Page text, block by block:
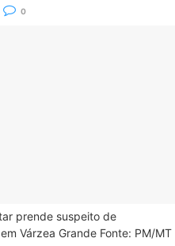
0
prende suspeito de
Várzea Grande Fonte: PM/MT